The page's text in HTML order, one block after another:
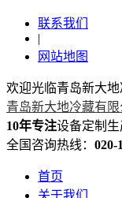
联系我们
|
网站地图
欢迎光临青岛新大地
青岛新大地冷藏有限
10年专注设备定制生
全国咨询热线： 020-
首页
关于我们